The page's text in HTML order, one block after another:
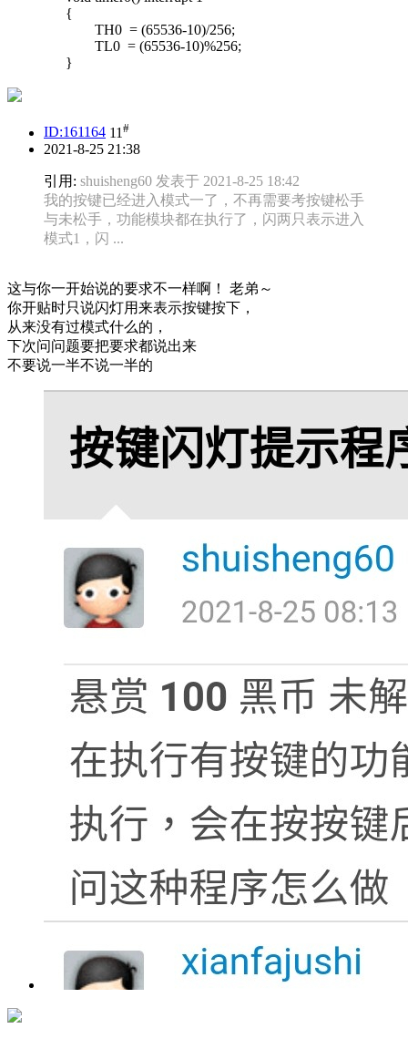
{
TH0 = (65536-10)/256;
TL0 = (65536-10)%256;
}
ID:161164 11 #
2021-8-25 21:38
引用: shuisheng60 发表于 2021-8-25 18:42
我的按键已经进入模式一了，不再需要考按键松手
与未松手，功能模块都在执行了，闪两只表示进入
模式1，闪 ...
这与你一开始说的要求不一样啊！ 老弟～
你开贴时只说闪灯用来表示按键按下，
从来没有过模式什么的，
下次问问题要把要求都说出来
不要说一半不说一半的